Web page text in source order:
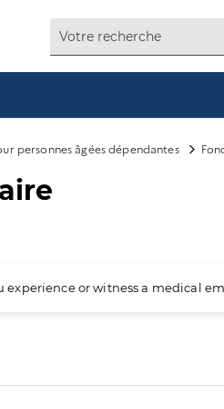
personnes âgées dépendantes
experience or witness a medical